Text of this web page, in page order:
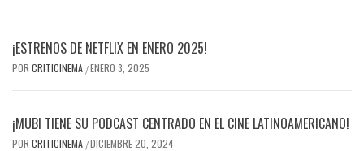
¡ESTRENOS DE NETFLIX EN ENERO 2025!
POR CRITICINEMA /ENERO 3, 2025
¡MUBI TIENE SU PODCAST CENTRADO EN EL CINE LATINOAMERICANO!
POR CRITICINEMA /DICIEMBRE 20, 2024